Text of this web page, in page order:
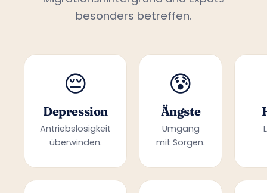
besonders betreffen.
😔
Depression
Antriebslosigkeit
überwinden.
😰
Ängste
Umgang
mit Sorgen.